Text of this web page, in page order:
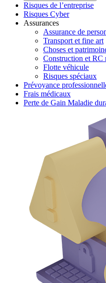
Risques de l’entreprise
Risques Cyber
Assurances
Assurance de
Transport et fine art
Choses et
Construction et RC
Flotte véhicule
Risques spéciaux
Prévoyance
Frais médicaux
Perte de Gain Maladie